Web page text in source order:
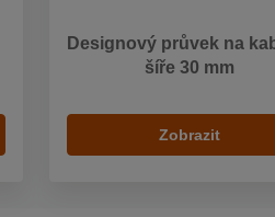
Designový průvek na
šíře 30 mm
Zobrazit